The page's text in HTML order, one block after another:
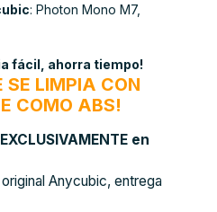
: Photon Mono M7,
fácil, ahorra tiempo!
SE LIMPIA CON
COMO ABS!
en
Anycubic, entrega